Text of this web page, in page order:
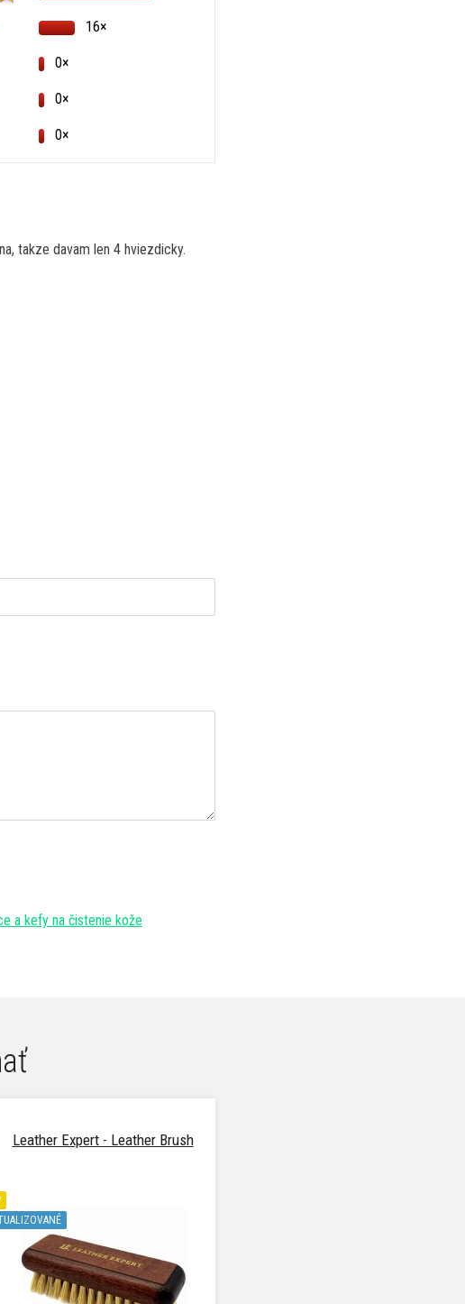
16×
0×
0×
0×
takze davam len 4 hviezdicky.
a kefy na čistenie kože
Leather Expert - Leather Brush